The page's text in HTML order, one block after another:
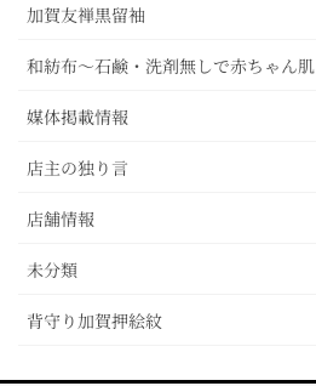
加賀友禅黒留袖
和紡布～石鹸・洗剤無しで赤ちゃん肌
媒体掲載情報
店主の独り言
店舗情報
未分類
背守り加賀押絵紋